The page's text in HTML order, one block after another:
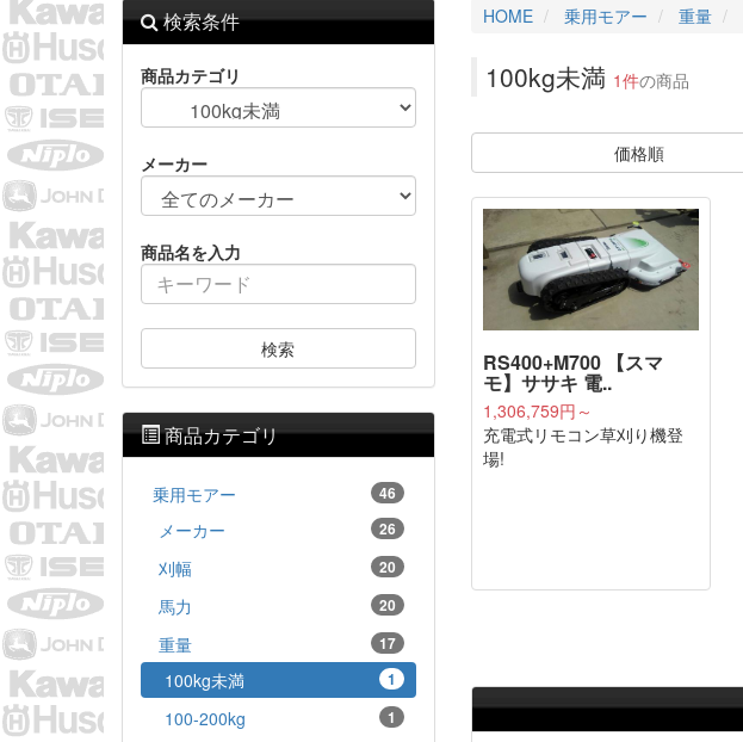
HOME 乗用モアー 重量
100kg未満 1件の商品
価格順
RS400+M700 【スマ
モ】ササキ 電..
1,306,759円～
充電式リモコン草刈り機登
場!
検索条件
商品カテゴリ
メーカー
商品名を入力
検索
商品カテゴリ
乗用モアー 46
メーカー 26
刈幅 20
馬力 20
重量 17
100kg未満 1
100-200kg 1